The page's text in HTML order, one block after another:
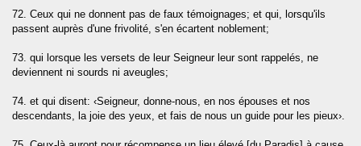
72. Ceux qui ne donnent pas de faux témoignages; et qui, lorsqu'ils
passent auprès d'une frivolité, s'en écartent noblement;
73. qui lorsque les versets de leur Seigneur leur sont rappelés, ne
deviennent ni sourds ni aveugles;
74. et qui disent: ‹Seigneur, donne-nous, en nos épouses et nos
descendants, la joie des yeux, et fais de nous un guide pour les pieux›.
(Al-Humazah)